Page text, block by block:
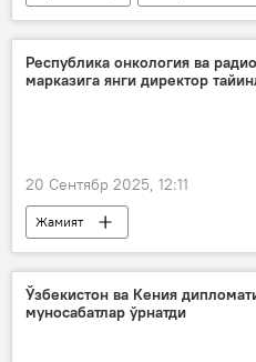
АЭС
Дрон
ҳужум
МАГАТЭ
Республика онкология ва
марказига янги директор
20 Сентябр 2025, 12:11
Жамият
Соғлиқни сақлаш вазирлиги (ССВ)
янги тайинлов
Ўзбекистон ва Кения
муносабатлар ўрнатди